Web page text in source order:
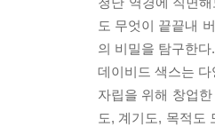
도 무엇이 끝끝내
의 비밀을 탐구한다.
데이비드 색스는
자립을 위해 창업
도, 계기도, 목적도